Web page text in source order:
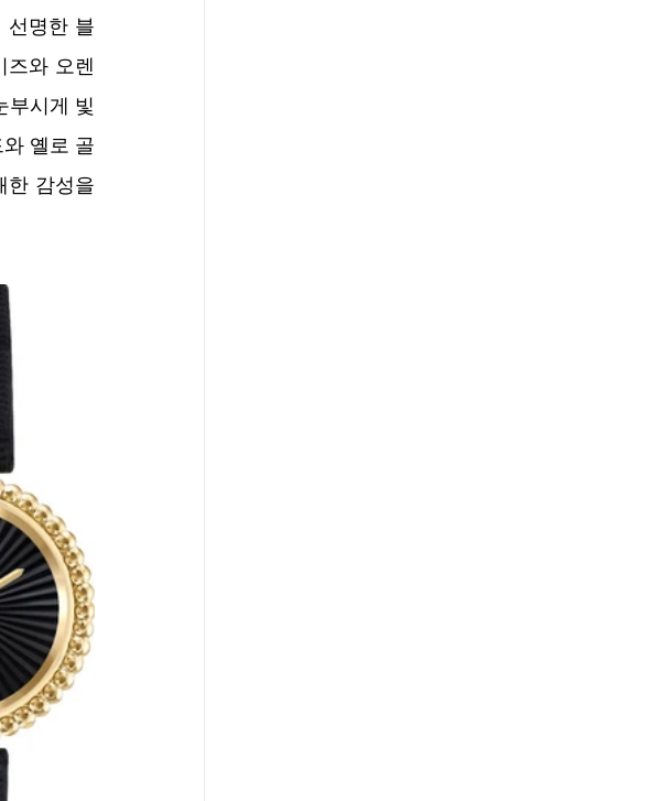
선명한 블
즈와 오렌
부시게 빛
옐로 골
한 감성을